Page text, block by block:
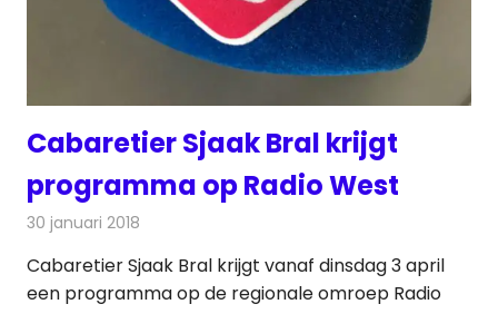
Cabaretier Sjaak Bral krijgt
programma op Radio West
30 januari 2018
Cabaretier Sjaak Bral krijgt vanaf dinsdag 3 april
een programma op de regionale omroep Radio